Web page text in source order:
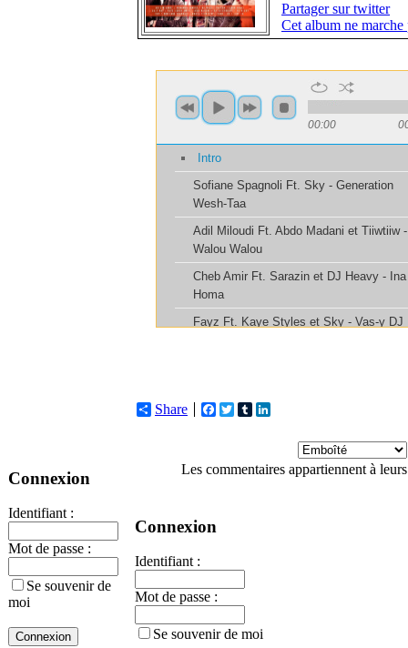
Connexion
Identifiant :
Mot de passe :
Se souvenir de
moi
Partager sur twitter
Cet album ne marche
Share Facebook
TwitterTumblr
Les commentaires appartiennent à
Connexion
Identifiant :
Mot de passe :
Se souvenir de moi